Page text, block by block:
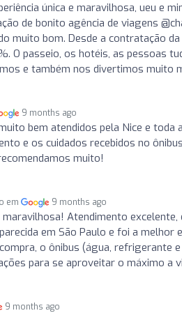
única e maravilhosa, ueu e
de bonito agência de viagens
muito bom. Desde a contratação
O passeio, os hotéis, as pessoas
e também nos divertimos muito
9 months ago
bem atendidos pela Nice e toda
e os cuidados recebidos no
muito!
em 9 months ago
maravilhosa! Atendimento
em São Paulo e foi a
o ônibus (água, refrigerante
para se aproveitar o máximo a
9 months ago